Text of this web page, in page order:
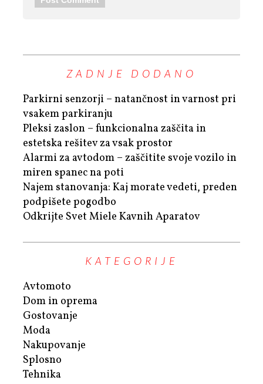
ZADNJE DODANO
Parkirni senzorji – natančnost in varnost pri
vsakem parkiranju
Pleksi zaslon – funkcionalna zaščita in
estetska rešitev za vsak prostor
Alarmi za avtodom – zaščitite svoje vozilo in
miren spanec na poti
Najem stanovanja: Kaj morate vedeti, preden
podpišete pogodbo
Odkrijte Svet Miele Kavnih Aparatov
KATEGORIJE
Avtomoto
Dom in oprema
Gostovanje
Moda
Nakupovanje
Splosno
Tehnika